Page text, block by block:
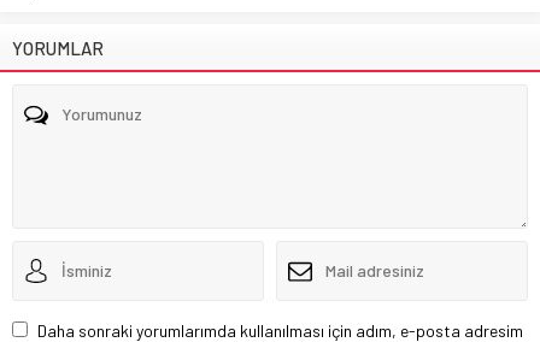
YORUMLAR
Daha sonraki yorumlarımda kullanılması için adım, e-posta adresim